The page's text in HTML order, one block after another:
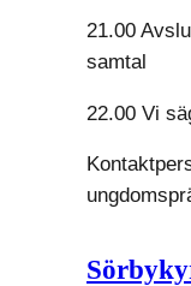
21.00
samtal
22.00 Vi